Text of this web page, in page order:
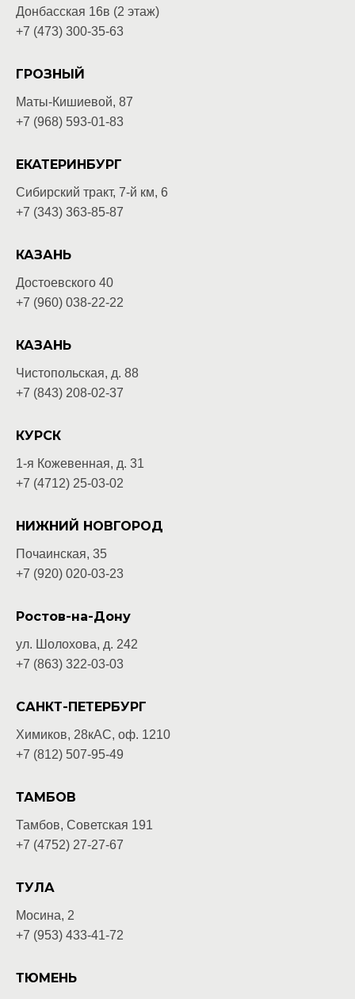
Донбасская 16в (2 этаж)
+7 (473) 300-35-63
ГРОЗНЫЙ
Маты-Кишиевой, 87
+7 (968) 593-01-83
ЕКАТЕРИНБУРГ
Сибирский тракт, 7-й км, 6
+7 (343) 363-85-87
КАЗАНЬ
Достоевского 40
+7 (960) 038-22-22
КАЗАНЬ
Чистопольская, д. 88
+7 (843) 208-02-37
КУРСК
1-я Кожевенная, д. 31
+7 (4712) 25-03-02
НИЖНИЙ НОВГОРОД
Почаинская, 35
+7 (920) 020-03-23
Ростов-на-Дону
ул. Шолохова, д. 242
+7 (863) 322-03-03
САНКТ-ПЕТЕРБУРГ
Химиков, 28кАС, оф. 1210
+7 (812) 507-95-49
ТАМБОВ
Тамбов, Советская 191
+7 (4752) 27-27-67
ТУЛА
Мосина, 2
+7 (953) 433-41-72
ТЮМЕНЬ